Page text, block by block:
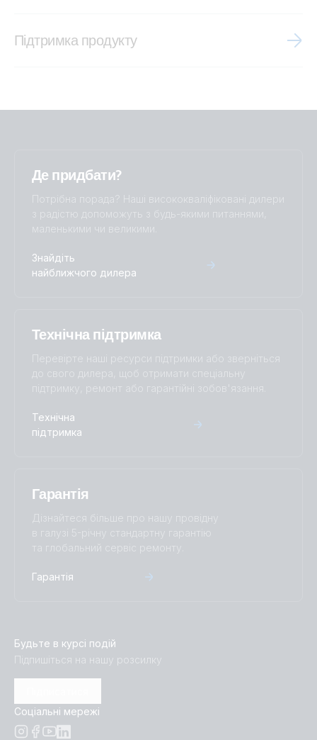
Marine MFD app
Підтримка продукту
Де придбати?
Потрібна порада? Наші висококваліфіковані дилери
з радістю допоможуть з будь-якими питаннями,
маленькими чи великими.
Знайдіть
найближчого дилера
Технічна підтримка
Перевірте наші ресурси підтримки або зверніться
до свого дилера, щоб отримати спеціальну
підтримку, ремонт або гарантійні зобов'язання.
Технічна
підтримка
Гарантія
Дізнайтеся більше про нашу провідну
в галузі 5-річну стандартну гарантію
та глобальний сервіс ремонту.
Гарантія
Будьте в курсі подій
Підпишіться на нашу розсилку
Соціальні мережі